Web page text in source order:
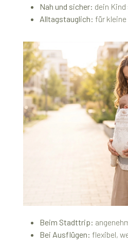
Nah und sicher: dein
Alltagstauglich: für
Beim Stadttrip:
Bei Ausflügen: flexibel,